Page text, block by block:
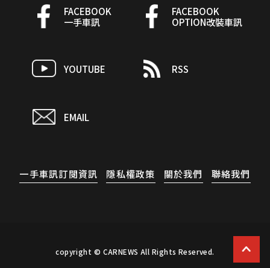
FACEBOOK
一手車訊
FACEBOOK
OPTION改裝車訊
YOUTUBE RSS
EMAIL
一手車訊訂閱資訊 隱私權政策 關於我們 聯絡我們
copyright © CARNEWS All Rights Reserved.